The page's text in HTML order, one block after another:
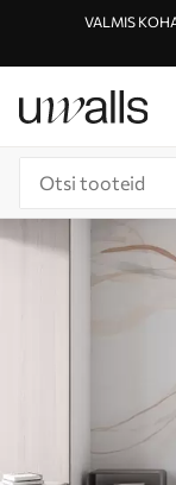
VALMIS